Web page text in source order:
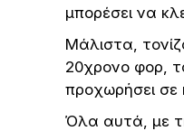
μπορέσει να
Μάλιστα,
20χρονο φορ,
προχωρήσει
Όλα αυτά, με